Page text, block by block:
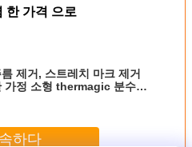
한 가격 으로
제거, 스트레치 마크 제거
가정 소형 thermagic 분수
하다